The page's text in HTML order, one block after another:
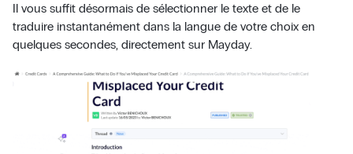
Il vous suffit désormais de sélectionner le texte et de le
traduire instantanément dans la langue de votre choix en
quelques secondes, directement sur Mayday.